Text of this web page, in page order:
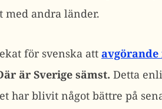
med andra länder.
för svenska att
är Sverige sämst. Detta
har blivit något bättre på